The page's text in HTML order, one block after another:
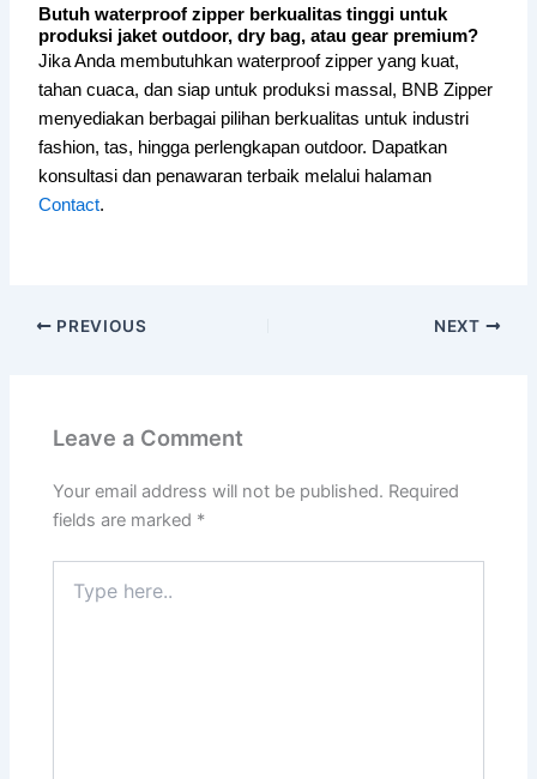
Butuh waterproof zipper berkualitas tinggi untuk
produksi jaket outdoor, dry bag, atau gear premium?
Jika Anda membutuhkan waterproof zipper yang kuat,
tahan cuaca, dan siap untuk produksi massal, BNB Zipper
menyediakan berbagai pilihan berkualitas untuk industri
fashion, tas, hingga perlengkapan outdoor. Dapatkan
konsultasi dan penawaran terbaik melalui halaman
Contact.
PREVIOUS NEXT
Leave a Comment
Your email address will not be published. Required
fields are marked *
here..